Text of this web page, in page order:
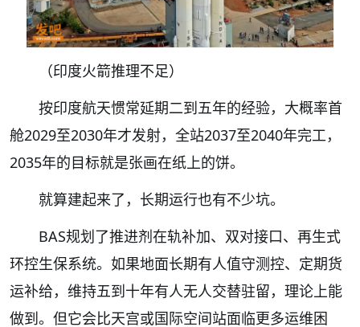
（印度火箭推理不足）
按印度航天惯常延期二到五年的经验，大概率首
舱2029至2030年才发射，全站2037至2040年完工，
2035年的目标就是张画在纸上的饼。
就算建起来了，长期运行也有不少坑。
BAS规划了推进剂在轨补加、双对接口、再生式
环控生保系统。如果地面长期有人值守测控、定期货
运补给，维持五到十年有人无人交替驻留，理论上能
做到。但它会比天宫或国际空间站面临更多运维困